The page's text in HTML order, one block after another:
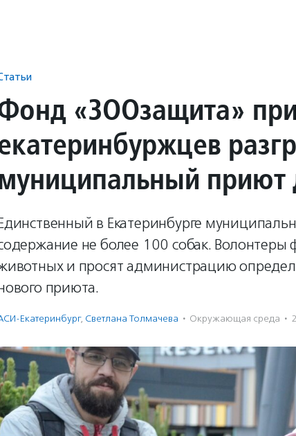
«ЗООзащита»
приют
в Екатеринбурге
не более 100 собак. Волонтеры
и просят администрацию
приюта.
Екатеринбург, Светлана Толмачева · Окружающая среда ·